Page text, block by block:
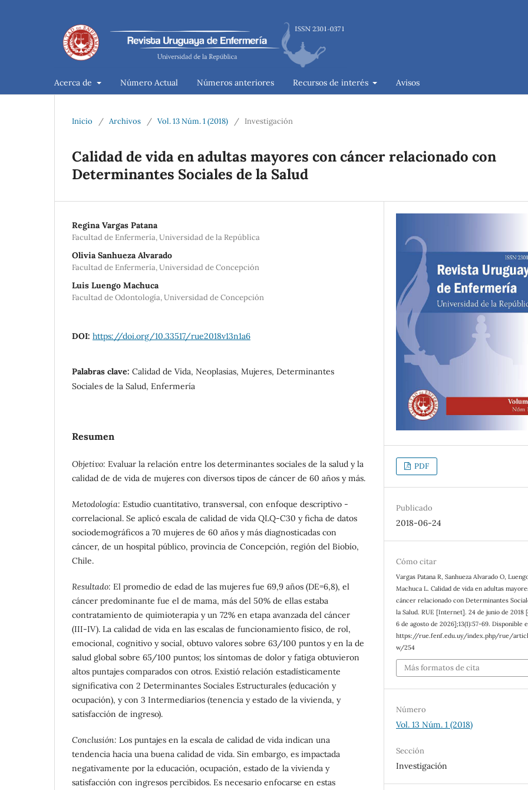
Acerca de Número Actual Números anteriores Recursos de interés Avisos
Inicio / Archivos / Vol. 13 Núm. 1 (2018) / Investigación
Calidad de vida en adultas mayores con cáncer relacionado con
Determinantes Sociales de la Salud
Regina Vargas Patana
Facultad de Enfermería, Universidad de la República
Olivia Sanhueza Alvarado
Facultad de Enfermería, Universidad de Concepción
Luis Luengo Machuca
Facultad de Odontología, Universidad de Concepción
DOI: https://doi.org/10.33517/rue2018v13n1a6
Palabras clave: Calidad de Vida, Neoplasias, Mujeres, Determinantes
Sociales de la Salud, Enfermería
Resumen
Objetivo: Evaluar la relación entre los determinantes sociales de la salud y la
calidad de de vida de mujeres con diversos tipos de cáncer de 60 años y más.
Metodología: Estudio cuantitativo, transversal, con enfoque descriptivo -
correlacional. Se aplicó escala de calidad de vida QLQ-C30 y ficha de datos
sociodemográficos a 70 mujeres de 60 años y más diagnosticadas con
cáncer, de un hospital público, provincia de Concepción, región del Biobío,
Chile.
Resultado: El promedio de edad de las mujeres fue 69,9 años (DE=6,8), el
cáncer predominante fue el de mama, más del 50% de ellas estaba
contratamiento de quimioterapia y un 72% en etapa avanzada del cáncer
(III-IV). La calidad de vida en las escalas de funcionamiento físico, de rol,
emocional, cognitivo y social, obtuvo valores sobre 63/100 puntos y en la de
salud global sobre 65/100 puntos; los síntomas de dolor y fatiga obtuvieron
altos puntajes comparados con otros. Existió relación estadísticamente
significativa con 2 Determinantes Sociales Estructurales (educación y
ocupación), y con 3 Intermediarios (tenencia y estado de la vivienda, y
satisfacción de ingreso).
Conclusión: Los puntajes en la escala de calidad de vida indican una
tendencia hacia una buena calidad de vida. Sin embargo, es impactada
negativamente por la educación, ocupación, estado de la vivienda y
satisfacción con ingresos percibidos. Es necesario enfocarse en estas
PDF
Publicado
2018-06-24
Cómo citar
Vargas Patana R, Sanhueza Alvarado O,
Machuca L. Calidad de vida en adultas
cáncer relacionado con Determinantes
la Salud. RUE [Internet]. 24 de junio de 2018
6 de agosto de 2026];13(1):57-69. Disponible
https://rue.fenf.edu.uy/index.php/rue/
w/254
Más formatos de cita
Número
Vol. 13 Núm. 1 (2018)
Sección
Investigación